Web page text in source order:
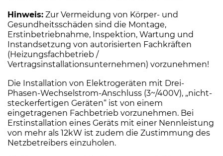
Hinweis: Zur Vermeidung von Körper- und
Gesundheitsschäden sind die Montage,
Erstinbetriebnahme, Inspektion, Wartung und
Instandsetzung von autorisierten Fachkräften
(Heizungsfachbetrieb /
Vertragsinstallationsunternehmen) vorzunehmen!
Die Installation von Elektrogeräten mit Drei-
Phasen-Wechselstrom-Anschluss (3~/400V), „nicht-
steckerfertigen Geräten“ ist von einem
eingetragenen Fachbetrieb vorzunehmen. Bei
Erstinstallation eines Geräts mit einer Nennleistung
von mehr als 12kW ist zudem die Zustimmung des
Netzbetreibers einzuholen.